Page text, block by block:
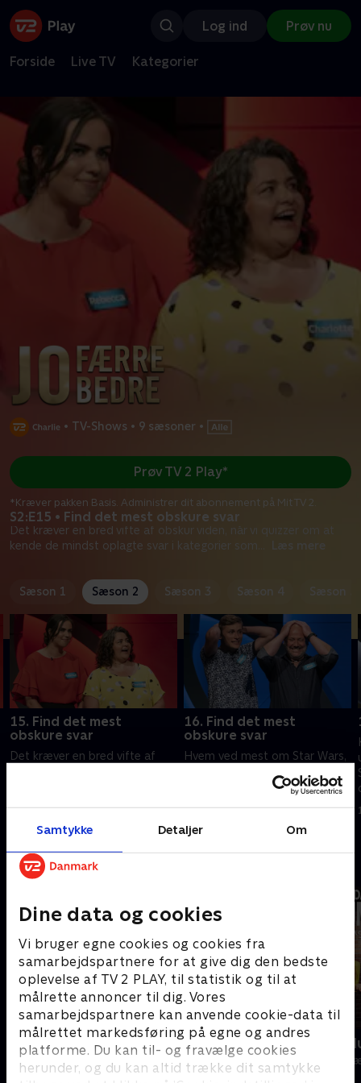
Samtykke Detaljer Om
Dine data og cookies
Vi bruger egne cookies og cookies fra
samarbejdspartnere for at give dig den bedste
oplevelse af TV 2 PLAY, til statistik og til at
målrette annoncer til dig. Vores
samarbejdspartnere kan anvende cookie-data til
målrettet markedsføring på egne og andres
platforme. Du kan til- og fravælge cookies
herunder, og du kan altid trække dit samtykke
Log ind Prøv nu
Forside Live TV Kategorier
• TV-Shows • 9 sæsoner •
S2:E15 • Find det mest obskure svar
Det kræver en bred vifte af obskur viden, når vi quizzer om at
kende de mindst oplagte svar i kategorier som
Læs mere
Prøv TV 2 Play*
*Kræver pakken Basis. Administrer dit abonnement på Mit TV 2.
Sæson 1 Sæson 2 Sæson 3 Sæson 4 Sæson 5
15. Find det mest
obskure svar
Det kræver en bred vifte af
lande på ækvator.
23. februar 2020 • 48 min
16. Find det mest
obskure svar
Hvem ved mest om Star Wars,
samt superligahold? Tre par
kroner.
1. marts 2020 • 46 min
Andre så også
24 stjerners julikalender
TV-Shows • 1 sæsoner
Danmarks
TV-Shows • 1